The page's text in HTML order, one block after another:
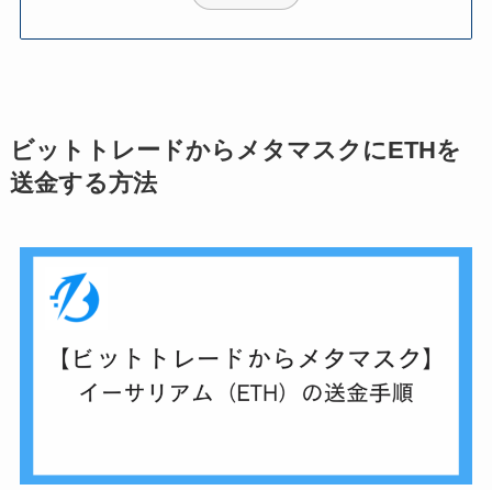
ビットトレードからメタマスクにETHを
送金する方法